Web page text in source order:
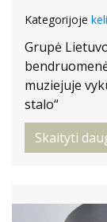
Kategorijoje
Grupė
muziejuje
stalo“
Skaityti